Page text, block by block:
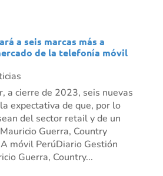
a seis marcas más a
de la telefonía móvil
a cierre de 2023, seis nuevas
expectativa de que, por lo
del sector retail y de un
Guerra, Country
móvil PerúDiario Gestión
Guerra, Country...